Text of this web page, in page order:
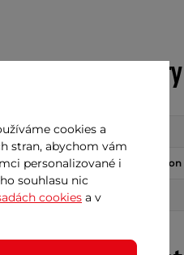
se
Parametry
Umístění
Okénko pro telefon
Objem
cookies a
stran, abychom vám
personalizované i
souhlasu nic
cookies a v